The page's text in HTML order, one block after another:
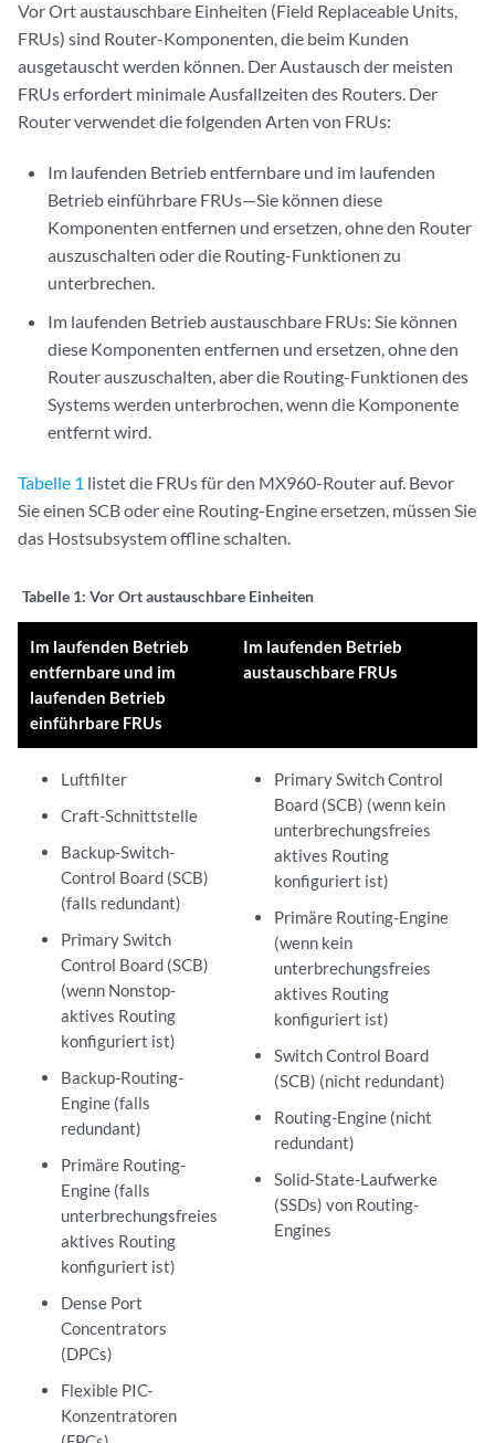
Vor Ort austauschbare Einheiten (Field Replaceable Units,
FRUs) sind Router-Komponenten, die beim Kunden
ausgetauscht werden können. Der Austausch der meisten
FRUs erfordert minimale Ausfallzeiten des Routers. Der
Router verwendet die folgenden Arten von FRUs:
Im laufenden Betrieb entfernbare und im laufenden
Betrieb einführbare FRUs—Sie können diese
Komponenten entfernen und ersetzen, ohne den Router
auszuschalten oder die Routing-Funktionen zu
unterbrechen.
Im laufenden Betrieb austauschbare FRUs: Sie können
diese Komponenten entfernen und ersetzen, ohne den
Router auszuschalten, aber die Routing-Funktionen des
Systems werden unterbrochen, wenn die Komponente
entfernt wird.
Tabelle 1 listet die FRUs für den MX960-Router auf. Bevor
Sie einen SCB oder eine Routing-Engine ersetzen, müssen Sie
das Hostsubsystem offline schalten.
Tabelle 1: Vor Ort austauschbare Einheiten
Im laufenden Betrieb
entfernbare und im
laufenden Betrieb
einführbare FRUs
Im laufenden Betrieb
austauschbare FRUs
Luftfilter
Craft-Schnittstelle
Backup-Switch-
Control Board (SCB)
(falls redundant)
Primary Switch
Control Board (SCB)
(wenn Nonstop-
aktives Routing
konfiguriert ist)
Backup-Routing-
Engine (falls
redundant)
Primäre Routing-
Engine (falls
unterbrechungsfreies
aktives Routing
konfiguriert ist)
Dense Port
Concentrators
(DPCs)
Flexible PIC-
Konzentratoren
Primary Switch Control
Board (SCB) (wenn kein
unterbrechungsfreies
aktives Routing
konfiguriert ist)
Primäre Routing-Engine
(wenn kein
unterbrechungsfreies
aktives Routing
konfiguriert ist)
Switch Control Board
(SCB) (nicht redundant)
Routing-Engine (nicht
redundant)
Solid-State-Laufwerke
(SSDs) von Routing-
Engines